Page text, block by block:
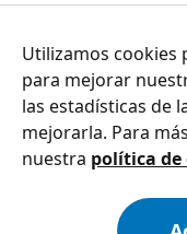
Utilizamos cookies
para mejorar
las estadísticas de
mejorarla. Para
nuestra política de